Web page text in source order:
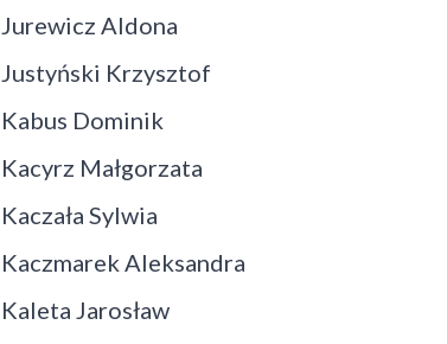
Jurewicz Aldona
Justyński Krzysztof
Kabus Dominik
Kacyrz Małgorzata
Kaczała Sylwia
Kaczmarek Aleksandra
Kaleta Jarosław